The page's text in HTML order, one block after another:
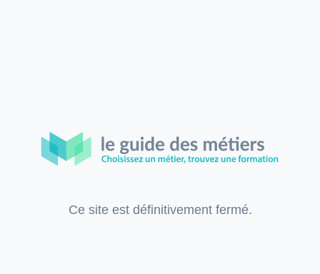
Ce site est définitivement fermé.